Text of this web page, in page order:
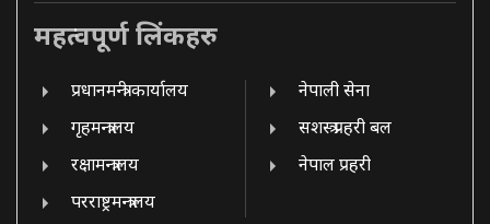
महत्वपूर्ण लिंकहरु
प्रधानमन्त्री कार्यालय
गृहमन्त्रालय
रक्षामन्त्रालय
परराष्ट्रमन्त्रालय
नेपाली सेना
सशस्त्र प्रहरी बल
नेपाल प्रहरी